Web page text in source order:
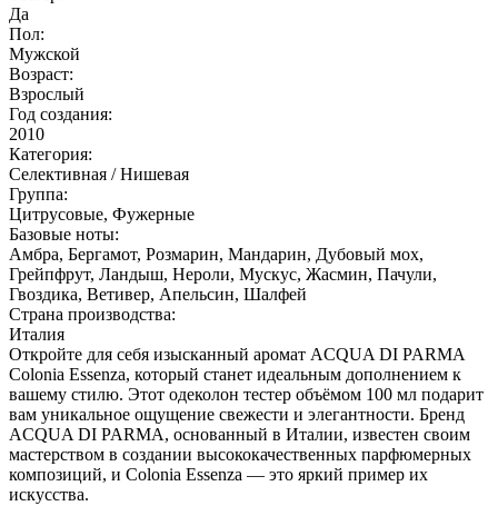
Да
Пол:
Мужской
Возраст:
Взрослый
Год создания:
2010
Категория:
Селективная / Нишевая
Группа:
Цитрусовые, Фужерные
Базовые ноты:
Амбра, Бергамот, Розмарин, Мандарин, Дубовый мох,
Грейпфрут, Ландыш, Нероли, Мускус, Жасмин, Пачули,
Гвоздика, Ветивер, Апельсин, Шалфей
Страна производства:
Италия
Откройте для себя изысканный аромат ACQUA DI PARMA
Colonia Essenza, который станет идеальным дополнением к
вашему стилю. Этот одеколон тестер объёмом 100 мл подарит
вам уникальное ощущение свежести и элегантности. Бренд
ACQUA DI PARMA, основанный в Италии, известен своим
мастерством в создании высококачественных парфюмерных
композиций, и Colonia Essenza — это яркий пример их
искусства.